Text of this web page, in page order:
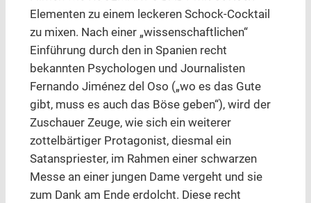
Elementen zu einem leckeren Schock-Cocktail
zu mixen. Nach einer „wissenschaftlichen“
Einführung durch den in Spanien recht
bekannten Psychologen und Journalisten
Fernando Jiménez del Oso („wo es das Gute
gibt, muss es auch das Böse geben“), wird der
Zuschauer Zeuge, wie sich ein weiterer
zottelbärtiger Protagonist, diesmal ein
Satanspriester, im Rahmen einer schwarzen
Messe an einer jungen Dame vergeht und sie
zum Dank am Ende erdolcht. Diese recht